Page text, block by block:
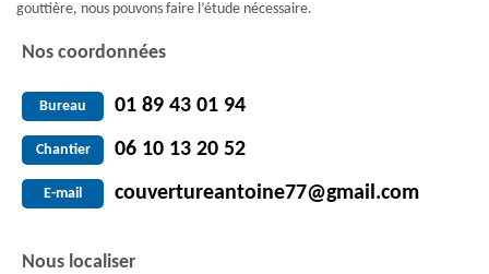
gouttière, nous pouvons faire l’étude nécessaire.
Nos coordonnées
Bureau 01 89 43 01 94
Chantier 06 10 13 20 52
E-mail couvertureantoine77@gmail.com
Nous localiser